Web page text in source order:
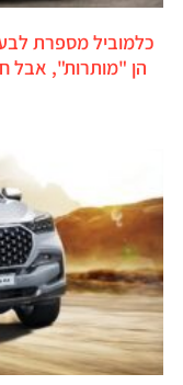
כלמוביל מספרת
הן "מותרות", אבל